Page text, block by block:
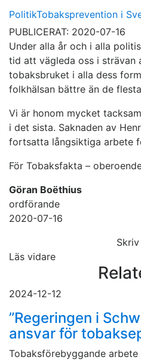
PolitikTobaksprevention i
PUBLICERAT: 2020-07-16
Under alla år och i alla
tid att vägleda oss i strävan
tobaksbruket i alla dess
folkhälsan bättre än de
Vi är honom mycket
i det sista. Saknaden av
fortsatta långsiktiga arbete
För Tobaksfakta –
Göran Boëthius
ordförande
2020-07-16
Läs vidare
2024-12-12
”Regeringen i
ansvar för
Tobaksförebyggande